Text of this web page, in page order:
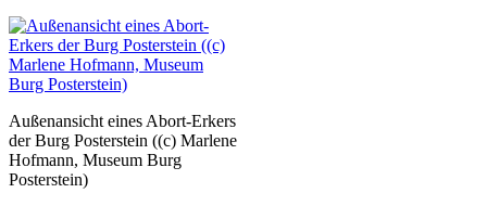
Außenansicht eines Abort-Erkers
der Burg Posterstein ((c) Marlene
Hofmann, Museum Burg
Posterstein)